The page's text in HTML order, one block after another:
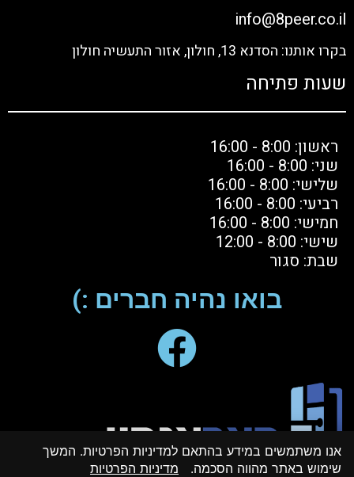
info@8peer.co.il
בקרו אותנו: הסדנא 13, חולון, אזור התעשיה חולון
שעות פתיחה
ראשון: 8:00 - 16:00
שני: 8:00 - 16:00
שלישי: 8:00 - 16:00
רביעי: 8:00 - 16:00
חמישי: 8:00 - 16:00
שישי: 8:00 - 12:00
שבת: סגור
בואו נהיה חברים :)
אנו משתמשים במידע בהתאם למדיניות הפרטיות. המשך
שימוש באתר מהווה הסכמה. מדיניות הפרטיות